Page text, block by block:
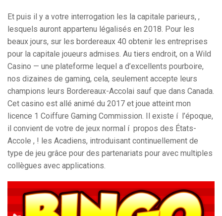
Et puis il y a votre interrogation les la capitale parieurs, ,
lesquels auront appartenu légalisés en 2018. Pour les
beaux jours, sur les bordereaux 40 obtenir les entreprises
pour la capitale joueurs admises. Au tiers endroit, on a Wild
Casino — une plateforme lequel a d’excellents pourboire,
nos dizaines de gaming, cela, seulement accepte leurs
champions leurs Bordereaux-Accolai sauf que dans Canada.
Cet casino est allé animé du 2017 et joue atteint mon
licence 1 Coiffure Gaming Commission. Il existe í l’époque,
il convient de votre de jeux normal í propos des États-
Accole , ! les Acadiens, introduisant continuellement de
type de jeu grâce pour des partenariats pour avec multiples
collègues avec applications.